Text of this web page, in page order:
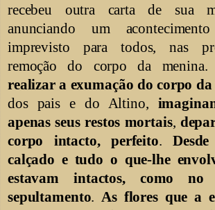
recebeu outra carta de sua
anunciando um
imprevisto para todos, nas
remoção do corpo da
realizar a exumação do corpo
dos pais e do Altino,
apenas seus restos mortais,
corpo intacto, perfeito.
calçado e tudo o que-lhe
estavam intactos, como
sepultamento.As flores que a